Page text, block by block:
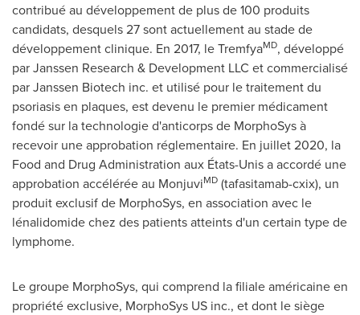
contribué au développement de plus de 100 produits
candidats, desquels 27 sont actuellement au stade de
développement clinique. En 2017, le TremfyaMD, développé
par Janssen Research & Development LLC et commercialisé
par Janssen Biotech inc. et utilisé pour le traitement du
psoriasis en plaques, est devenu le premier médicament
fondé sur la technologie d'anticorps de MorphoSys à
recevoir une approbation réglementaire. En juillet 2020, la
Food and Drug Administration aux États-Unis a accordé une
approbation accélérée au MonjuviMD (tafasitamab-cxix), un
produit exclusif de MorphoSys, en association avec le
lénalidomide chez des patients atteints d'un certain type de
lymphome.
Le groupe MorphoSys, qui comprend la filiale américaine en
propriété exclusive, MorphoSys US inc., et dont le siège